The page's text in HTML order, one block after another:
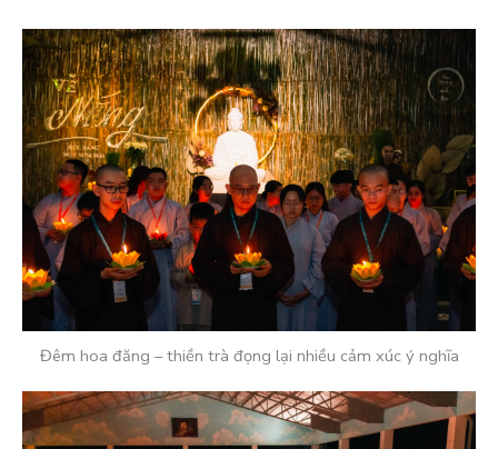
Đêm hoa đăng – thiền trà đọng lại nhiều cảm xúc ý nghĩa